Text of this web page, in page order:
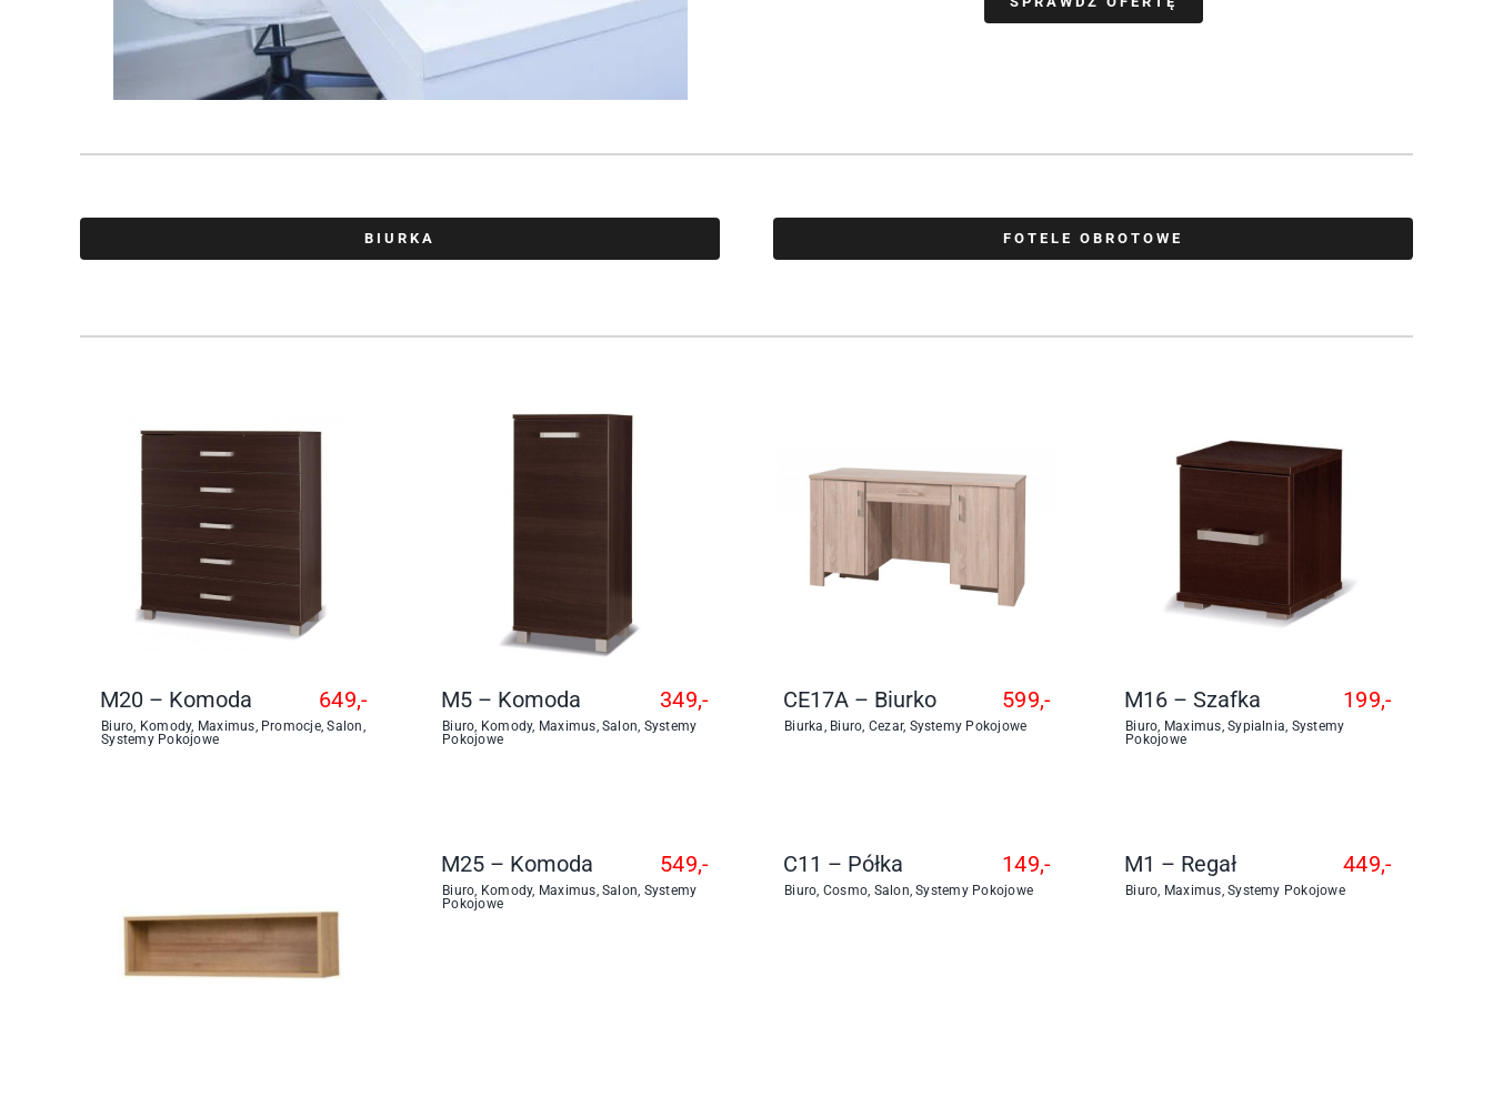
BIURKA FOTELE OBROTOWE
M20 – Komoda
Biuro, Komody, Maximus, Promocje,Salon,
Systemy Pokojowe
649,- M5 – Komoda
Biuro, Komody, Maximus, Salon, Systemy
Pokojowe
349,- CE17A – Biurko
Biurka, Biuro, Cezar, Systemy Pokojowe
599,- M16 – Szafka
Biuro, Maximus,Sypialnia, Systemy
Pokojowe
199,-
M25 – Komoda
Biuro Komody, Maximus Salon Systemy
Pokojowe
549,- C11 – Półka
Biuro Cosmo Salon ,Systemy Pokojowe
149,- M1 – Regał
Biuro Maximus ,Systemy Pokojowe
449,-